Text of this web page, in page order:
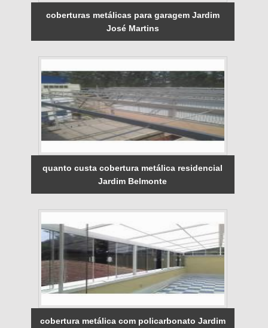
coberturas metálicas para garagem Jardim
José Martins
quanto custa cobertura metálica residencial
Jardim Belmonte
cobertura metálica com policarbonato Jardim